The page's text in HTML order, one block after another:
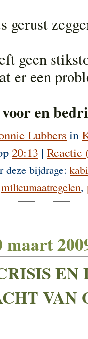
gerust
geen
er een
en
Lubbers in
20:13 | Reactie
deze bijdrage:
milieumaatregelen,
EN
VAN